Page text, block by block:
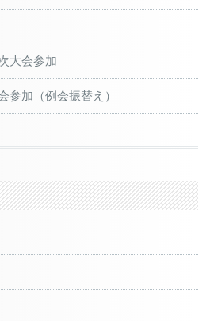
大会参加
参加（例会振替え）